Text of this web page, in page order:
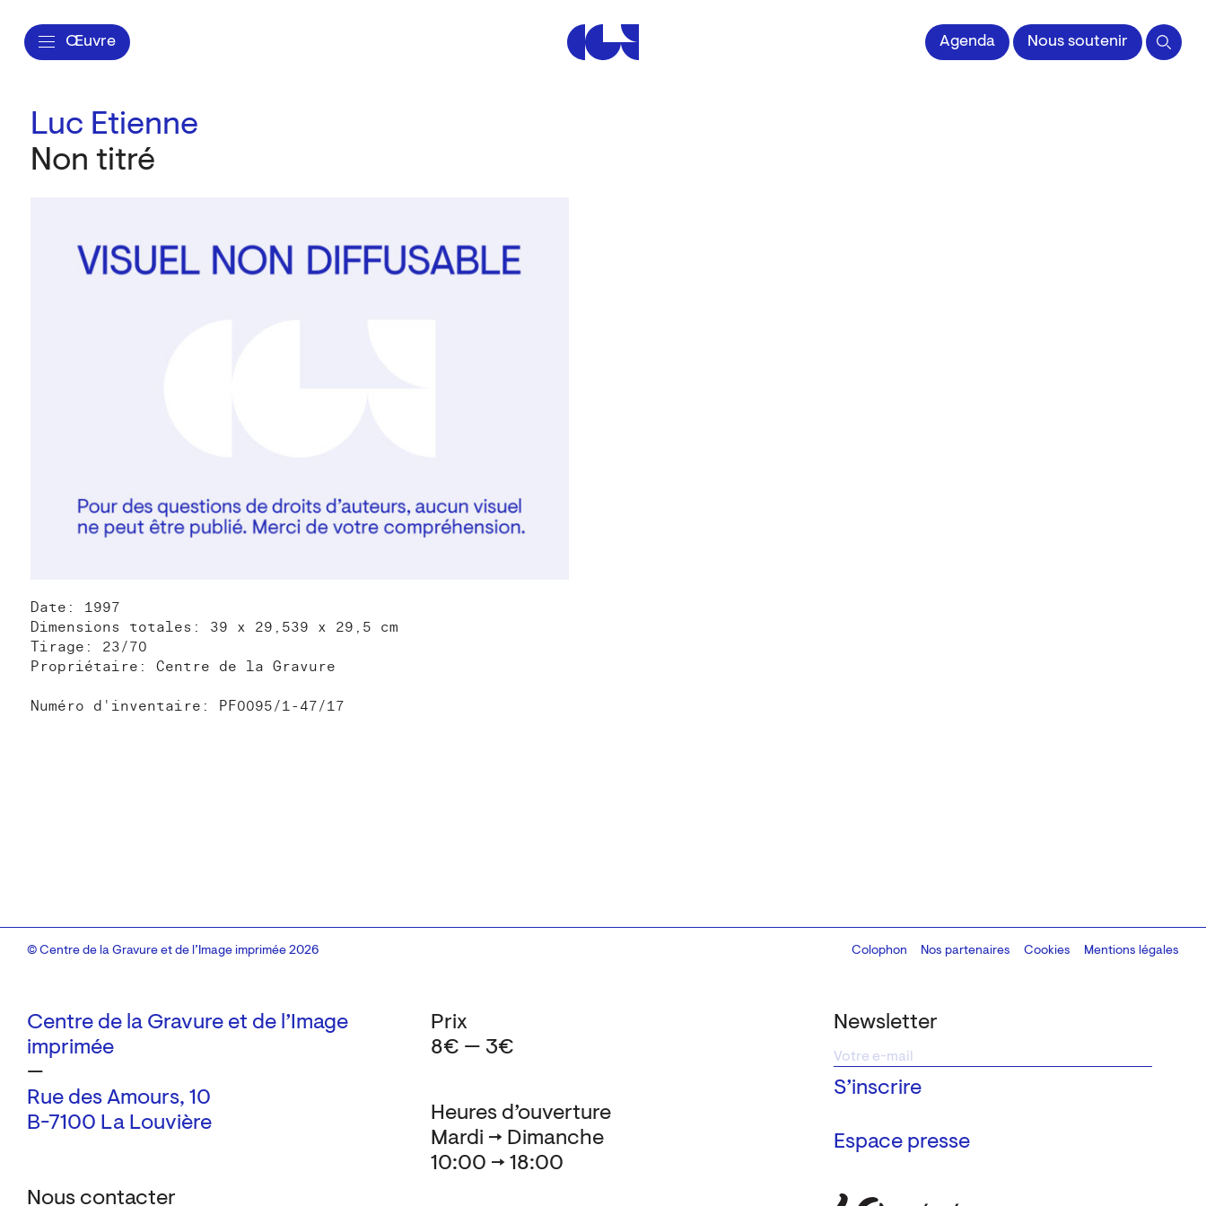
Œuvre Centre de la Gravure et de l'Image impriméeAgenda Nous soutenir
Luc Etienne
Non titré
Date: 1997
Dimensions totales: 39 x 29,539 x 29,5 cm
Tirage: 23/70
Propriétaire: Centre de la Gravure
Numéro d'inventaire: PF0095/1-47/17
Centre de la Gravure et de l’Image
imprimée
—
Rue des Amours, 10
B-7100 La Louvière
Nous contacter
Newsletter
Espace presse
Heures d’ouverture
Mardi → Dimanche
10:00 → 18:00
Prix
8€ — 3€
© Centre de la Gravure et de l’Image imprimée 2026 Colophon
Design:Marcel Kaczmarek, code:8080.studio
Nos partenaires Cookies Mentions légales